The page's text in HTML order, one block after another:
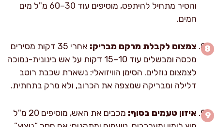
והסיר מתחיל להיתפס, מוסיפים עוד 30–60 מ"ל מים
חמים.
צמצום לקבלת מרקם מבריק:
אחרי 35 דקות מסירים
מכסה ומבשלים עוד 10–15 דקות על אש בינונית-נמוכה
לצמצום נוזלים. הסימן הוויזואלי: נשארת שכבת רוטב
דלילה ומבריקה שמצפה את הכרוב, ולא מרק בתחתית.
איזון טעמים בסוף:
מכבים את האש, מוסיפים 20 מ"ל